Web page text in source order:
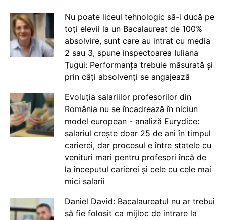
Nu poate liceul tehnologic să-i ducă pe
toți elevii la un Bacalaureat de 100%
absolvire, sunt care au intrat cu media
2 sau 3, spune inspectoarea Iuliana
Țugui: Performanța trebuie măsurată și
prin câți absolvenți se angajează
Evoluția salariilor profesorilor din
România nu se încadrează în niciun
model european - analiză Eurydice:
salariul crește doar 25 de ani în timpul
carierei, dar procesul e între statele cu
venituri mari pentru profesori încă de
la începutul carierei și cele cu cele mai
mici salarii
Daniel David: Bacalaureatul nu ar trebui
să fie folosit ca mijloc de intrare la